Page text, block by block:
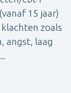
15 jaar)
zoals
angst, laag